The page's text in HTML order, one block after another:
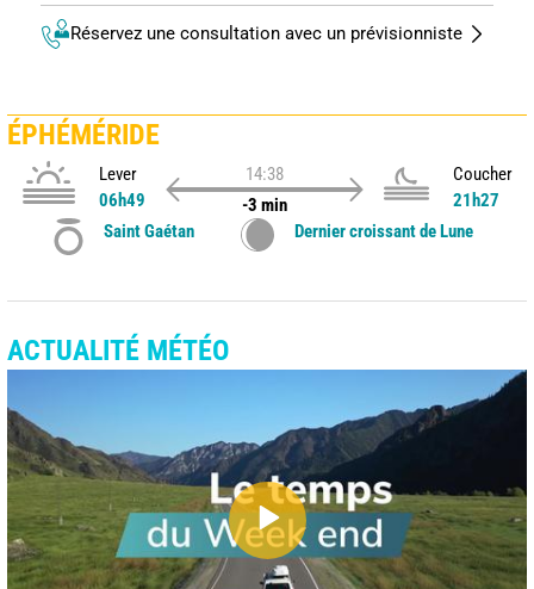
Réservez une consultation avec un prévisionniste
ÉPHÉMÉRIDE
Lever
06h49
14:38
-3 min
Coucher
21h27
Saint Gaétan
Dernier croissant de Lune
ACTUALITÉ MÉTÉO